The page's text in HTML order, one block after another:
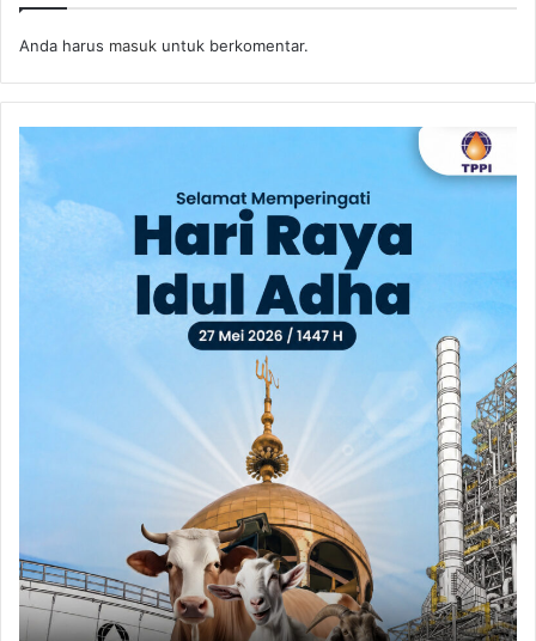
Anda harus masuk untuk berkomentar.